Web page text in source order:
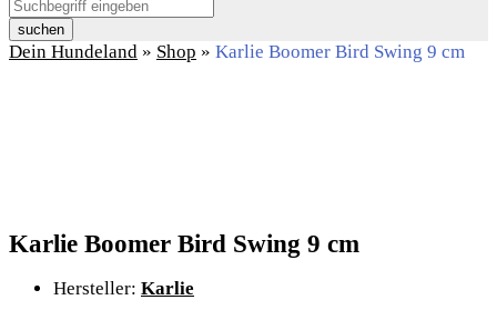
suchen
Dein Hundeland » Shop » Karlie Boomer Bird Swing 9 cm
Karlie Boomer Bird Swing 9 cm
Hersteller: Karlie